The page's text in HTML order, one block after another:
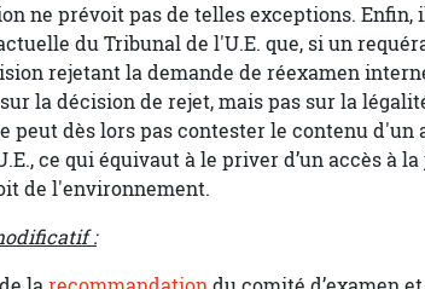
ne prévoit pas de telles exceptions. Enfin,
du Tribunal de l'U.E. que, si un
rejetant la demande de réexamen
la décision de rejet, mais pas sur la
peut dès lors pas contester le contenu d'un
ce qui équivaut à le priver d’un accès à
de l'environnement.
: